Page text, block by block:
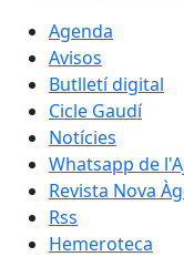
Agenda
Avisos
Butlletí digital
Cicle Gaudí
Notícies
Whatsapp de
Revista Nova
Rss
Hemeroteca